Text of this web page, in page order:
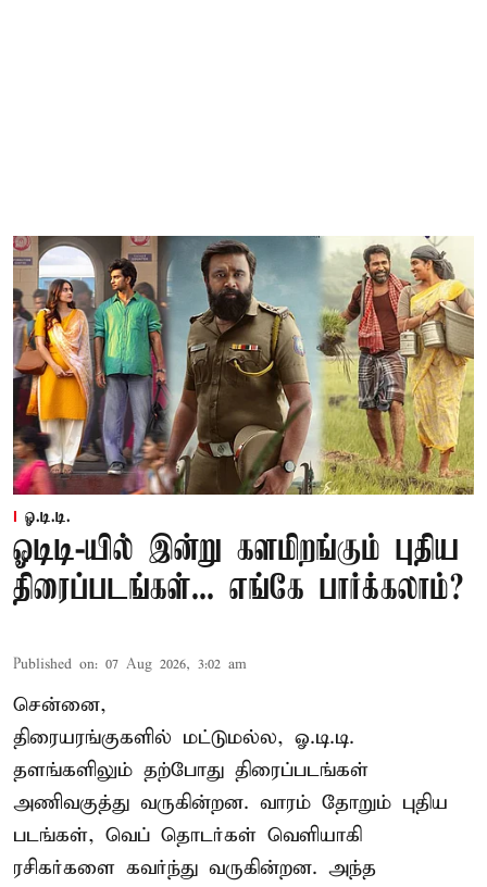
ஓ.டி.டி.
ஓடிடி-யில் இன்று களமிறங்கும் புதிய
திரைப்படங்கள்... எங்கே பார்க்கலாம்?
Published on: 07 Aug 2026, 3:02 am
சென்னை,
திரையரங்குகளில் மட்டுமல்ல, ஓ.டி.டி.
தளங்களிலும் தற்போது திரைப்படங்கள்
அணிவகுத்து வருகின்றன. வாரம் தோறும் புதிய
படங்கள், வெப் தொடர்கள் வெளியாகி
ரசிகர்களை கவர்ந்து வருகின்றன. அந்த